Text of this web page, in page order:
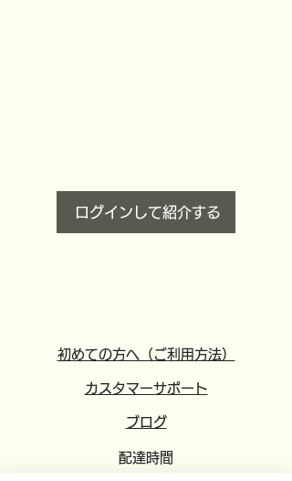
ログインして紹介する
初めての方へ（ご利用方法）
カスタマーサポート
​ブログ
配達時間